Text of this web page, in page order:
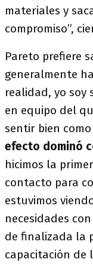
materiales y
compromiso”,
Pareto prefiere
generalmente
realidad, yo soy
en equipo del
sentir bien
efecto dominó
hicimos la
contacto para
estuvimos
necesidades
de finalizada la
capacitación de